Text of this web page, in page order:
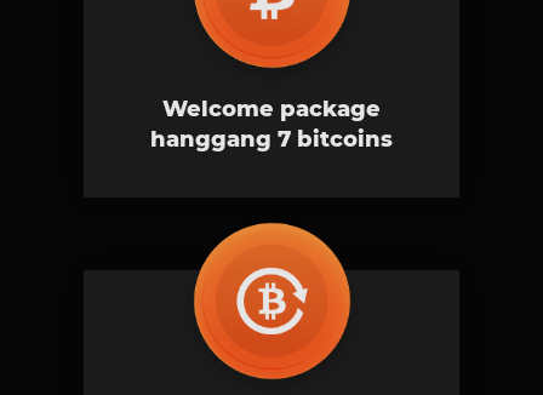
Welcome package
hanggang 7 bitcoins